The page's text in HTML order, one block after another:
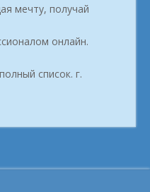
мечту, получай
онлайн.
список. г.